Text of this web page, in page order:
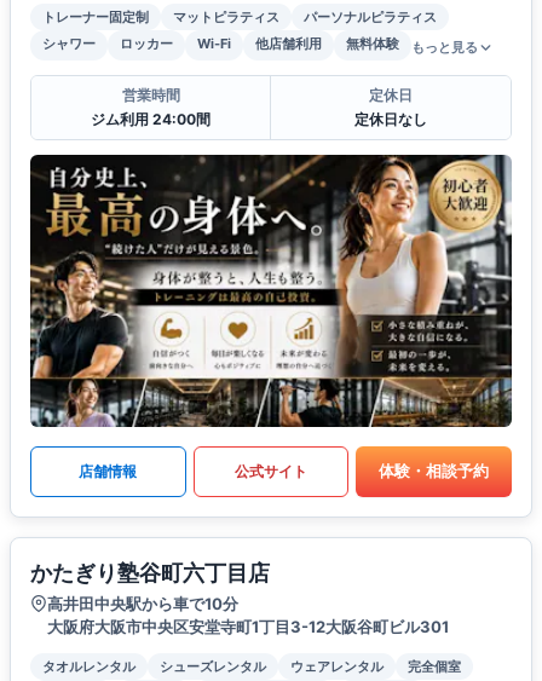
トレーナー固定制 マットピラティス
パーソナルピラティス
シャワー
ロッカー Wi-Fi 他店舗利用 無料体験 もっと見る
営業時間
ジム利用 24:00間
定休日
定休日なし
店舗情報 公式サイト 体験・相談予約
かたぎり塾谷町六丁目店
高井田中央駅から車で10分
大阪府大阪市中央区安堂寺町1丁目3-12大阪谷町ビル301
タオルレンタル シューズレンタル ウェアレンタル
完全個室